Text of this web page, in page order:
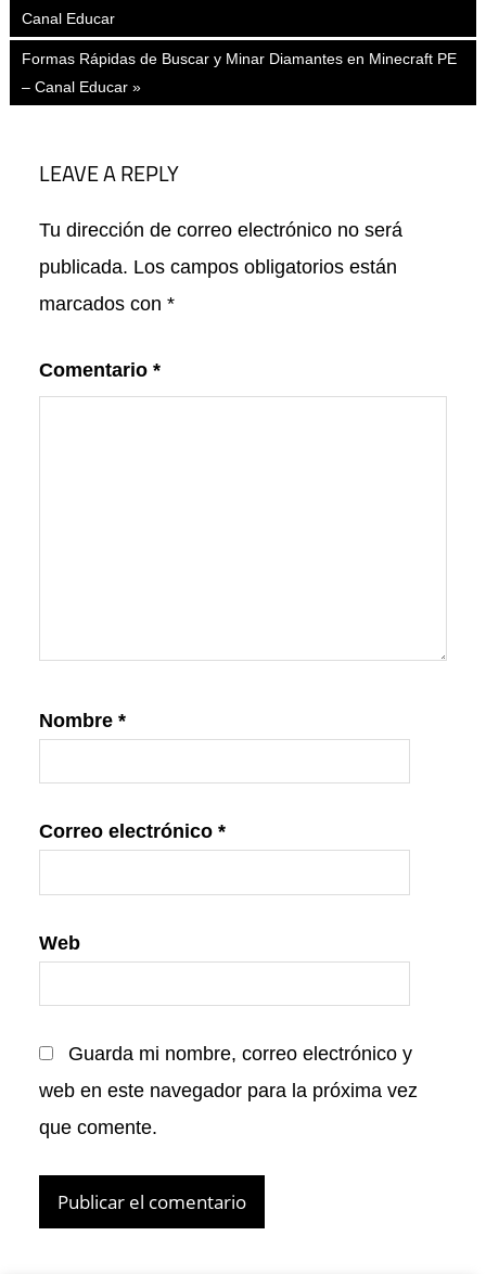
de
entradas
Post:
Canal Educar
Next
Post:
Formas Rápidas de Buscar y Minar Diamantes en Minecraft PE
– Canal Educar
LEAVE A REPLY
Tu dirección de correo electrónico no será
publicada. Los campos obligatorios están
marcados con *
Comentario *
Nombre *
Correo electrónico *
Web
Guarda mi nombre, correo electrónico y
web en este navegador para la próxima vez
que comente.